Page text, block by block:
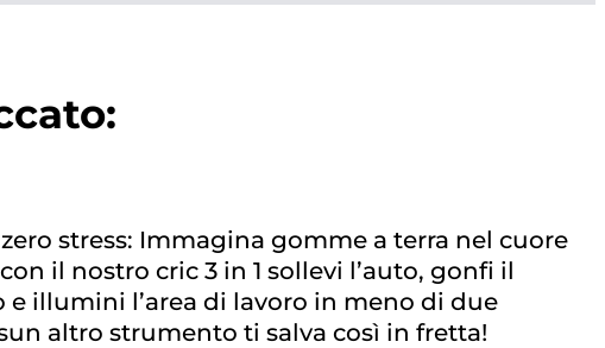
stress: Immagina gomme a terra nel cuore
il nostro cric 3 in 1 sollevi l’auto, gonfi il
illumini l’area di lavoro in meno di due
altro strumento ti salva così in fretta!